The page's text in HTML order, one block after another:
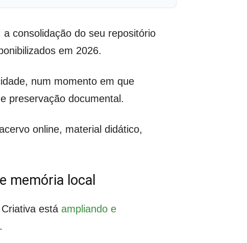
consolidação do seu repositório
em 2026.
num momento em que
preservação documental.
online, material didático,
memória local
está ampliando e
.